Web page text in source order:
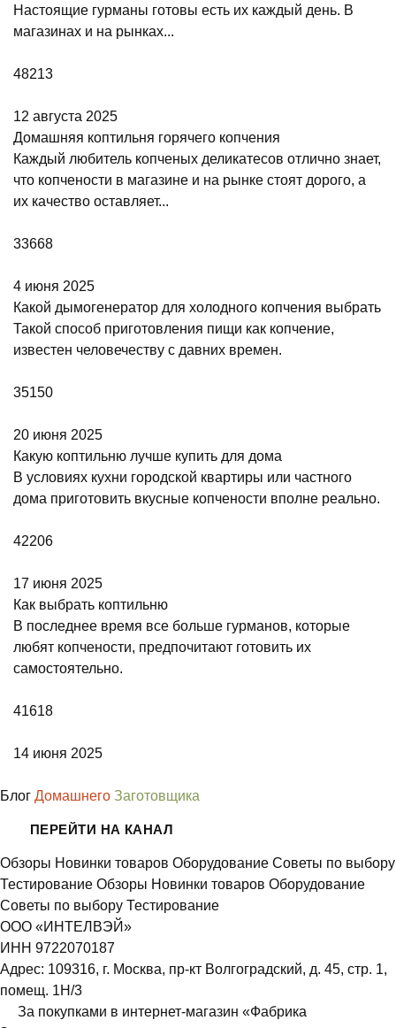
Настоящие гурманы готовы есть их каждый день. В
магазинах и на рынках...
48213
12 августа 2025
Домашняя коптильня горячего копчения
Каждый любитель копченых деликатесов отлично знает,
что копчености в магазине и на рынке стоят дорого, а
их качество оставляет...
33668
4 июня 2025
Какой дымогенератор для холодного копчения выбрать
Такой способ приготовления пищи как копчение,
известен человечеству с давних времен.
35150
20 июня 2025
Какую коптильню лучше купить для дома
В условиях кухни городской квартиры или частного
дома приготовить вкусные копчености вполне реально.
42206
17 июня 2025
Как выбрать коптильню
В последнее время все больше гурманов, которые
любят копчености, предпочитают готовить их
самостоятельно.
41618
14 июня 2025
Блог Домашнего Заготовщика
ПЕРЕЙТИ НА КАНАЛ
Обзоры Новинки товаров Оборудование Советы по выбору
Тестирование Обзоры Новинки товаров Оборудование
Советы по выбору Тестирование
ООО «ИНТЕЛВЭЙ»
ИНН 9722070187
Адрес: 109316, г. Москва, пр-кт Волгоградский, д. 45, стр. 1,
помещ. 1Н/3
За покупками в интернет-магазин «Фабрика